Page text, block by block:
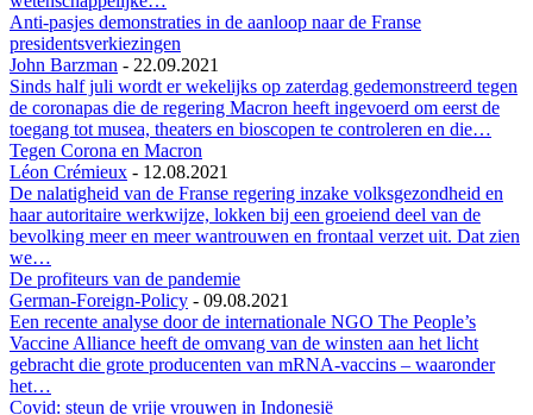
Anti-pasjes demonstraties in de aanloop naar de Franse
presidentsverkiezingen
John Barzman - 22.09.2021
Sinds half juli wordt er wekelijks op zaterdag gedemonstreerd tegen
de coronapas die de regering Macron heeft ingevoerd om eerst de
toegang tot musea, theaters en bioscopen te controleren en die…
Tegen Corona en Macron
Léon Crémieux - 12.08.2021
De nalatigheid van de Franse regering inzake volksgezondheid en
haar autoritaire werkwijze, lokken bij een groeiend deel van de
bevolking meer en meer wantrouwen en frontaal verzet uit. Dat zien
we…
De profiteurs van de pandemie
German-Foreign-Policy - 09.08.2021
Een recente analyse door de internationale NGO The People’s
Vaccine Alliance heeft de omvang van de winsten aan het licht
gebracht die grote producenten van mRNA-vaccins – waaronder
het…
Covid: steun de vrije vrouwen in Indonesië